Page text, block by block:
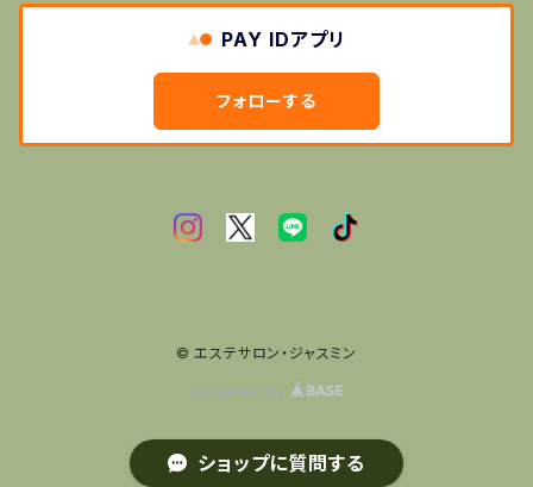
PAY IDアプリ
フォローする
© エステサロン・ジャスミン
Powered by
ショップに質問する